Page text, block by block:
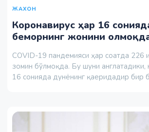
ЖАХОН
Коронавирус ҳар 16
беморнинг жонини
COVID-19 пандемияси ҳар соатда 226
зомин бўлмоқда. Бу шуни англатадики,
16 сонияда дунёнинг қаеридадир бир